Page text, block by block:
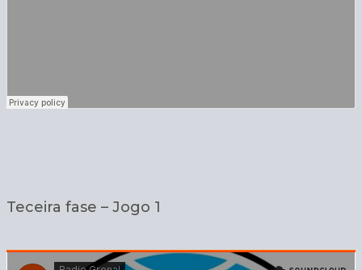
Teceira fase – Jogo 1